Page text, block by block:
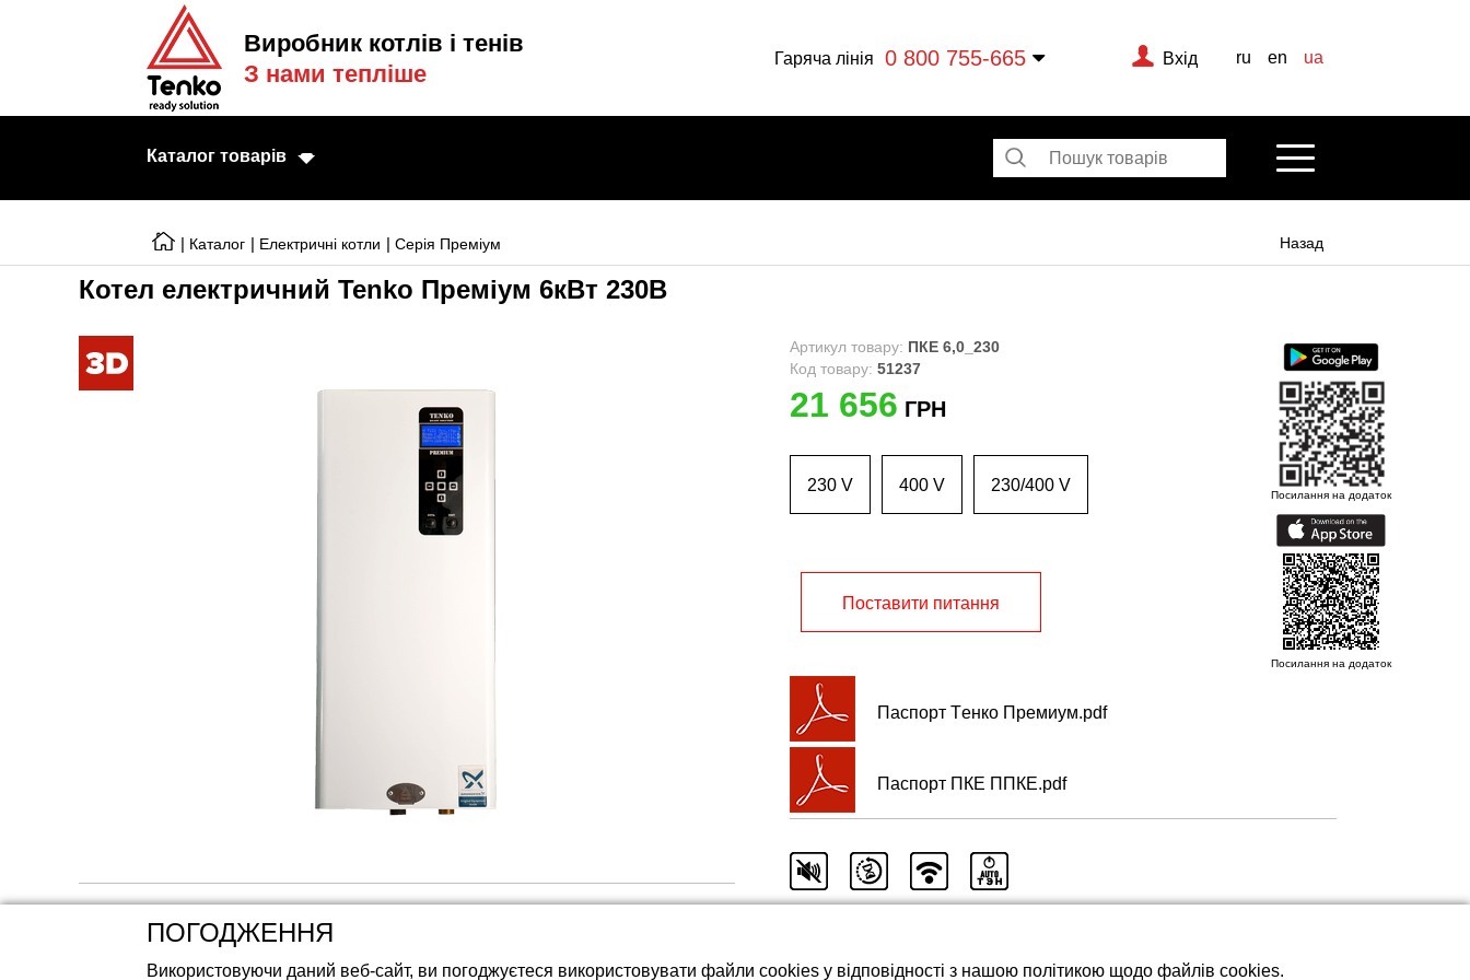
Виробник котлів і тенів
З нами тепліше
Гаряча лінія 0 800 755-665 Вхід ru en ua
Каталог товарів
Електричні котли
Конвектори
Тепловентилятори
Готові рішення
Акумуляторні батареї LiFePO4
Назад
| Каталог | Електричні котли | Серія Преміум
Котел електричний Tenko Преміум 6кВт 230В
Артикул товару: ПКЕ 6,0_230
Код товару: 51237
21 656 ГРН
230 V 400 V 230/400 V
Поставити питання
Паспорт Tенко Премиум.pdf
Паспорт ПКЕ ППКЕ.pdf
Посилання на додаток
Посилання на додаток
ПОГОДЖЕННЯ
Використовуючи даний веб-сайт, ви погоджуєтеся використовувати файли cookies у відповідності з нашою політикою щодо файлів cookies.